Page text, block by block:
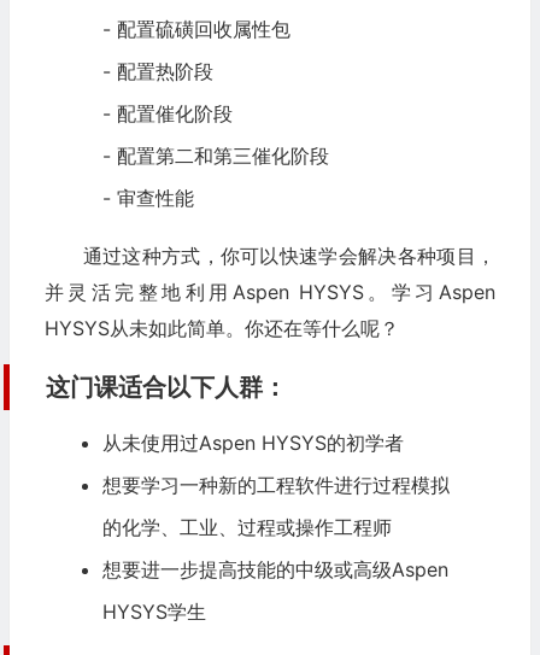
- 配置硫磺回收属性包
- 配置热阶段
- 配置催化阶段
- 配置第二和第三催化阶段
- 审查性能
通过这种方式，你可以快速学会解决各种项目，
并灵活完整地利用Aspen HYSYS。学习Aspen
HYSYS从未如此简单。你还在等什么呢？
这门课适合以下人群：
从未使用过Aspen HYSYS的初学者
想要学习一种新的工程软件进行过程模拟
的化学、工业、过程或操作工程师
想要进一步提高技能的中级或高级Aspen
HYSYS学生